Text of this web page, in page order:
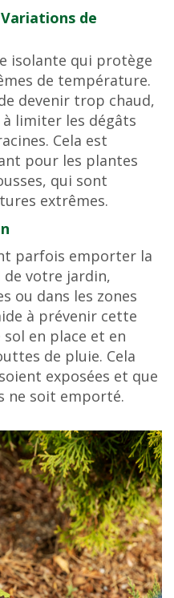
de
isolante qui protège
de température.
devenir trop chaud,
limiter les dégâts
Cela est
pour les plantes
qui sont
extrêmes.
parfois emporter la
de votre jardin,
ou dans les zones
à prévenir cette
en place et en
de pluie. Cela
exposées et que
ne soit emporté.